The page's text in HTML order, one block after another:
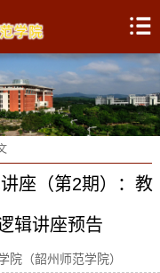
座（第2期）：教
辑讲座预告
（韶州师范学院）